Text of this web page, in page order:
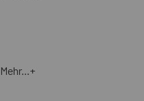
Mehr...+